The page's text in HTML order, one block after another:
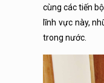
cùng các tiến
lĩnh vực này,
trong nước.